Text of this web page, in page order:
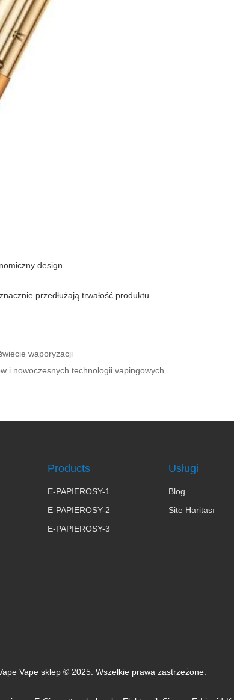
design.
przedłużają trwałość produktu.
waporyzacji
i nowoczesnych technologii vapingowych
Products
E-PAPIEROSY-1
E-PAPIEROSY-2
E-PAPIEROSY-3
Usługi
Blog
Site Haritası
Vape sklep © 2025. Wszelkie prawa zastrzeżone.